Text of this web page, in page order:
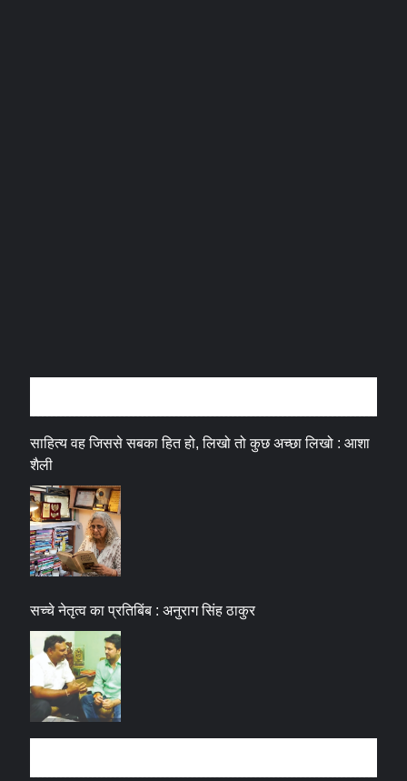
साहित्य वह जिससे सबका हित हो, लिखो तो कुछ अच्छा लिखो : आशा
शैली
सच्चे नेतृत्व का प्रतिबिंब : अनुराग सिंह ठाकुर